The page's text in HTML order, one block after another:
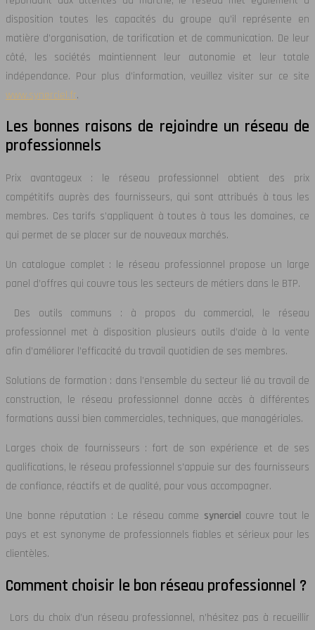
disposition toutes les capacités du groupe qu’il représente en
matière d’organisation, de tarification et de communication. De leur
côté, les sociétés maintiennent leur autonomie et leur totale
indépendance. Pour plus d’information, veuillez visiter sur ce site
www.synerciel.fr.
Les bonnes raisons de rejoindre un réseau de
professionnels
Prix avantageux : le réseau professionnel obtient des prix
compétitifs auprès des fournisseurs, qui sont attribués à tous les
membres. Ces tarifs s’appliquent à toutes à tous les domaines, ce
qui permet de se placer sur de nouveaux marchés.
Un catalogue complet : le réseau professionnel propose un large
panel d’offres qui couvre tous les secteurs de métiers dans le BTP.
Des outils communs : à propos du commercial, le réseau
professionnel met à disposition plusieurs outils d’aide à la vente
afin d’améliorer l’efficacité du travail quotidien de ses membres.
Solutions de formation : dans l’ensemble du secteur lié au travail de
construction, le réseau professionnel donne accès à différentes
formations aussi bien commerciales, techniques, que managériales.
Larges choix de fournisseurs : fort de son expérience et de ses
qualifications, le réseau professionnel s’appuie sur des fournisseurs
de confiance, réactifs et de qualité, pour vous accompagner.
Une bonne réputation : Le réseau comme synerciel couvre tout le
pays et est synonyme de professionnels fiables et sérieux pour les
clientèles.
Comment choisir le bon réseau professionnel ?
Lors du choix d’un réseau professionnel, n’hésitez pas à recueillir